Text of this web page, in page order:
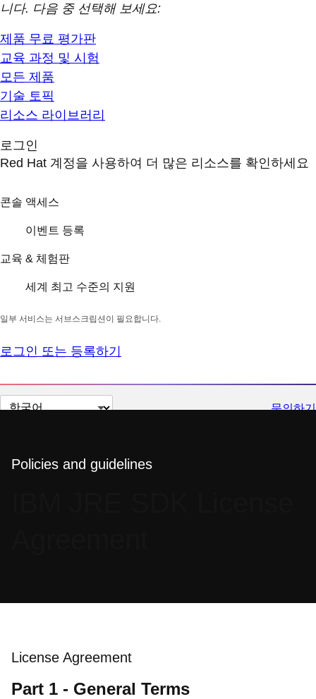
니다. 다음 중 선택해 보세요:
제품 무료 평가판
교육 과정 및 시험
모든 제품
기술 토픽
리소스 라이브러리
로그인
Red Hat 계정을 사용하여 더 많은 리소스를 확인하세요
콘솔 액세스
이벤트 등록
교육 & 체험판
세계 최고 수준의 지원
일부 서비스는 서브스크립션이 필요합니다.
로그인 또는 등록하기
페
언
문의하기
Policies and guidelines
License Agreement
Part 1 - General Terms